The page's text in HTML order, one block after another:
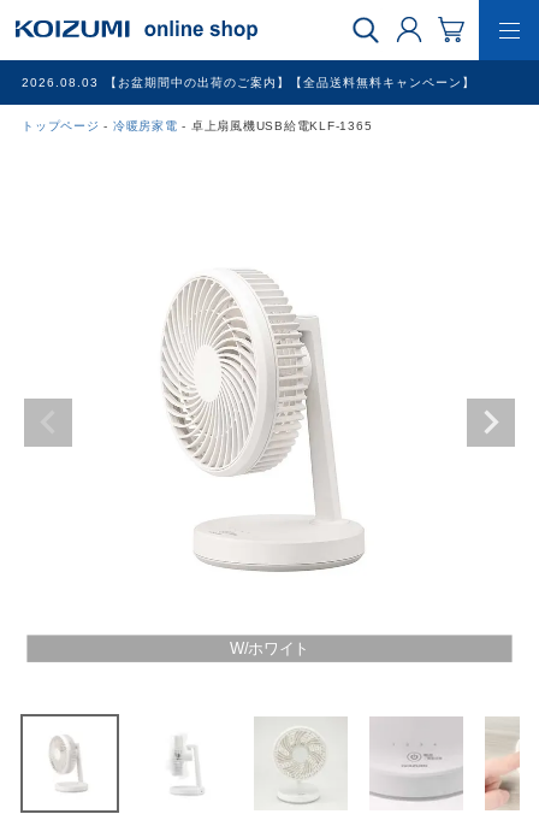
2026.08.03 【お盆期間中の出荷のご案内】【全品送料無料キャンペーン】
トップページ 冷暖房家電 卓上扇風機USB給電KLF-1365
冷暖房家電
アウトレットSALE
ブログ
W/ホワイト